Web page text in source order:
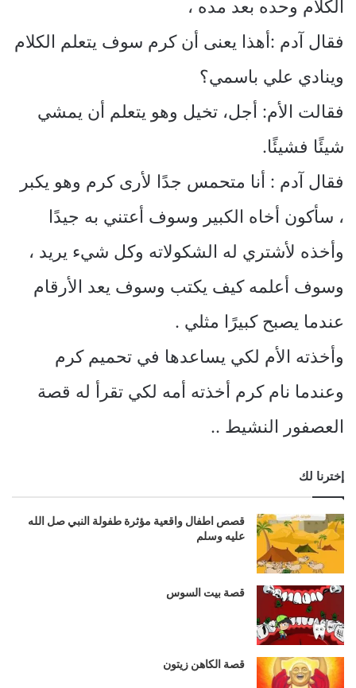
الكلام وحده بعد مده ،
فقال آدم :أهذا يعنى أن كرم سوف يتعلم الكلام
وينادي علي باسمي؟
فقالت الأم: أجل، تخيل وهو يتعلم أن يمشي
شيئًا فشيئًا.
فقال آدم : أنا متحمس جدًا لأرى كرم وهو يكبر
، سأكون أخاه الكبير وسوف أعتني به جيدًا
وأخذه لأشتري له الشكولاته وكل شيء يريد ،
وسوف أعلمه كيف يكتب وسوف يعد الأرقام
عندما يصبح كبيرًا مثلي .
وأخذته الأم لكي يساعدها في تحميم كرم
وعندما نام كرم أخذته أمه لكي تقرأ له قصة
العصفور النشيط ..
إخترنا لك
قصص اطفال واقعية مؤثرة طفولة النبي صل الله
عليه وسلم
قصة بيت السوس
قصة الكاهن زيتون